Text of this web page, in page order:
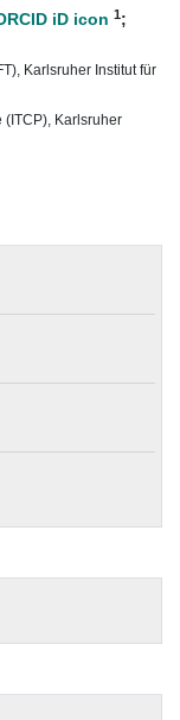
1;
Karlsruher Institut für
(ITCP), Karlsruher